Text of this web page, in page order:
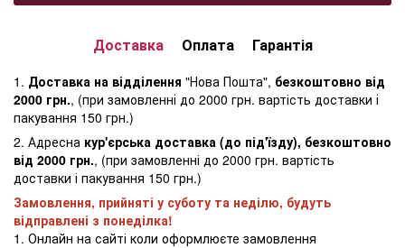
Доставка Оплата Гарантія
1. Доставка на відділення "Нова Пошта", безкоштовно від
2000 грн., (при замовленні до 2000 грн. вартість доставки і
пакування 150 грн.)
2. Адресна кур'єрська доставка (до під'їзду), безкоштовно
від 2000 грн., (при замовленні до 2000 грн. вартість
доставки і пакування 150 грн.)
Замовлення, прийняті у суботу та неділю, будуть
відправлені з понеділка!
1. Онлайн на сайті коли оформлюєте замовлення